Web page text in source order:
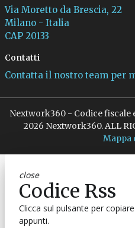
Via Moretto da Brescia, 22
Milano - Italia
CAP 20133
Contatti
Contatta il nostro team per
Nextwork360 - Codice fiscale
2026 Nextwork360. ALL
Mappa
close
Codice Rss
Clicca sul pulsante per
appunti.